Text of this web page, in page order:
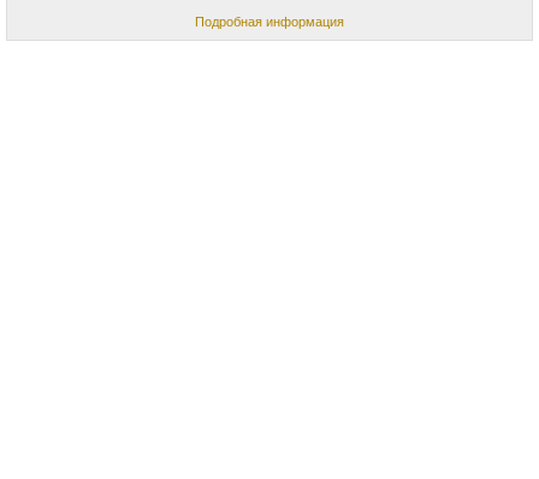
Подробная информация